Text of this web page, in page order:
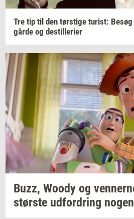
Tre tip til den tørsti­ge turist: Besøg
går­de og destil­le­ri­er
Buzz, Woody og
stør­ste ud­for­dring